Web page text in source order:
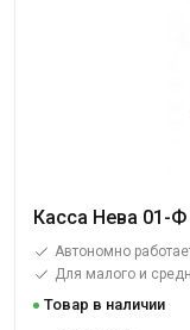
Касса Нева 01-Ф
Автономно
Для малого и
Товар в наличии